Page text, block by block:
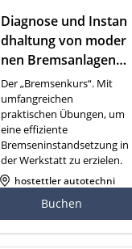
Diagnose und Instan
dhaltung von moder
nen Bremsanlagen
(D)
Der „Bremsenkurs“. Mit
umfangreichen
praktischen Übungen, um
eine effiziente
Bremseninstandsetzung in
der Werkstatt zu erzielen.
hostettler autotechni
1, 6018 Buttisholz
Buchen